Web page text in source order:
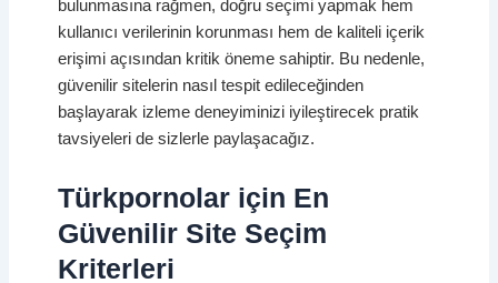
bulunmasına rağmen, doğru seçimi yapmak hem
kullanıcı verilerinin korunması hem de kaliteli içerik
erişimi açısından kritik öneme sahiptir. Bu nedenle,
güvenilir sitelerin nasıl tespit edileceğinden
başlayarak izleme deneyiminizi iyileştirecek pratik
tavsiyeleri de sizlerle paylaşacağız.
Türkpornolar için En
Güvenilir Site Seçim
Kriterleri